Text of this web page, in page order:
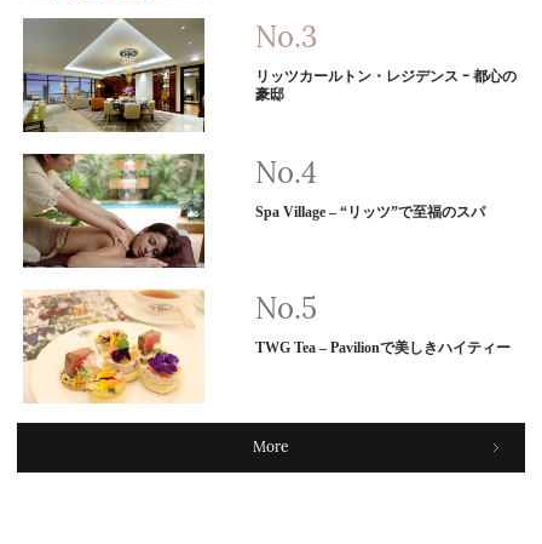
リッツカールトン・レジデンス ｰ 都心の
豪邸
Spa Village – “リッツ”で至福のスパ
TWG Tea – Pavilionで美しきハイティー
More